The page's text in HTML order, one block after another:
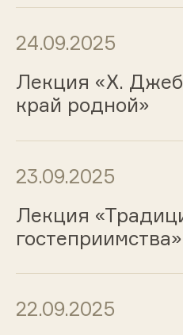
24.09.2025
Лекция «Х.
край родной»
23.09.2025
Лекция
гостеприимства»
22.09.2025